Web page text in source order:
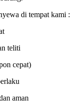
di tempat kami :
teliti
cepat)
aman